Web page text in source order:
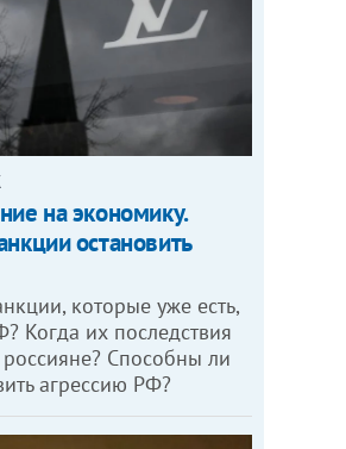
на экономику.
остановить
которые уже есть,
Когда их последствия
Способны ли
агрессию РФ?